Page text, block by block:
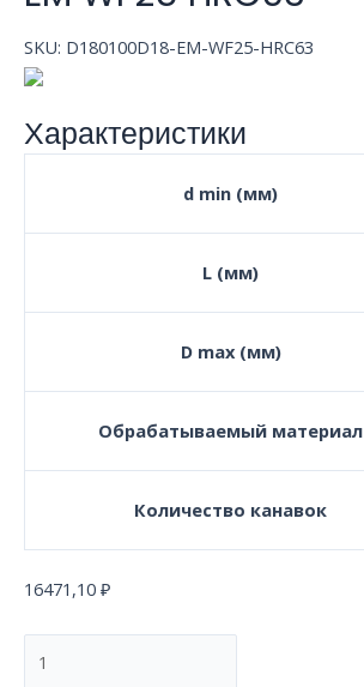
SKU: D180100D18-EM-WF25-HRC63
Характеристики
d min (мм)
L (мм)
D max (мм)
Обрабатываемый материал
Количество канавок
16471,10 ₽
твердосплавная